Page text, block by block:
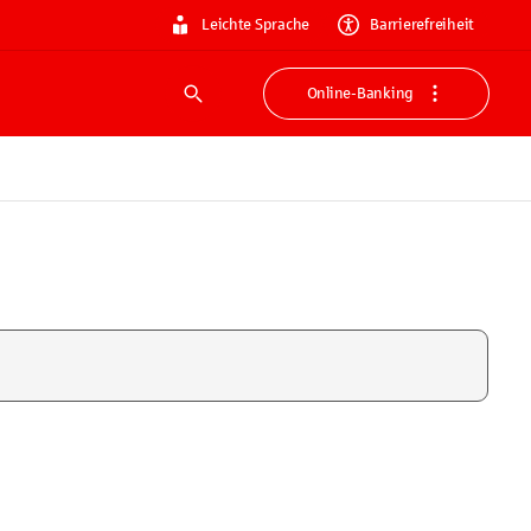
Leichte Sprache Barrierefreiheit
Suche
Online-Banking